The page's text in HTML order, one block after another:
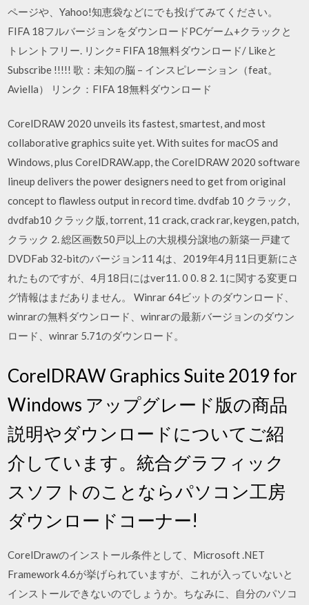
ページや、Yahoo!知恵袋などにでも投げてみてください。
FIFA 18フルバージョンをダウンロードPCゲーム+クラックと
トレントフリー. リンク= FIFA 18無料ダウンロード/ Likeと
Subscribe !!!!! 歌：未知の脳 – インスピレーション（feat。
Aviella） リンク：FIFA 18無料ダウンロード
CorelDRAW 2020 unveils its fastest, smartest, and most
collaborative graphics suite yet. With suites for macOS and
Windows, plus CorelDRAW.app, the CorelDRAW 2020 software
lineup delivers the power designers need to get from original
concept to flawless output in record time. dvdfab 10 クラック,
dvdfab10 クラック版, torrent, 11 crack, crack rar, keygen, patch,
クラック 2. 総区画数50戸以上の大規模分譲地の新築一戸建て
DVDFab 32-bitのバージョン11 4は、2019年4月11日更新にさ
れたものですが、4月18日にはver11. 0 0. 8 2. 1に関する変更ロ
グ情報はまだありません。 Winrar 64ビットのダウンロード、
winrarの無料ダウンロード、winrarの最新バージョンのダウン
ロード、winrar 5.71のダウンロード。
CorelDRAW Graphics Suite 2019 for
Windows アップグレード版の商品
説明やダウンロードについてご紹
介しています。統合グラフィック
スソフトのことならパソコン工房
ダウンロードコーナー!
CorelDrawのインストール条件として、Microsoft .NET
Framework 4.6が挙げられていますが、これが入っていないと
インストールできないのでしょうか。ちなみに、自分のパソコ